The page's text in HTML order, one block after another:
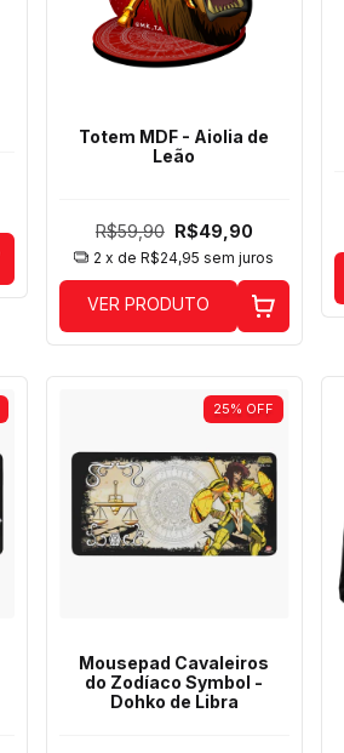
Totem MDF - Aiolia de
Leão
R$59,90 R$49,90
2 x deR$24,95 sem juros
VER PRODUTO
25% OFF
Mousepad Cavaleiros
do Zodíaco Symbol -
Dohko de Libra